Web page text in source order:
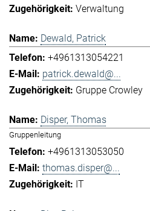
Verwaltung
Dewald, Patrick
+4961313054221
patrick.dewald@...
Gruppe Crowley
Disper, Thomas
Gruppenleitung
+4961313053050
thomas.disper@...
IT